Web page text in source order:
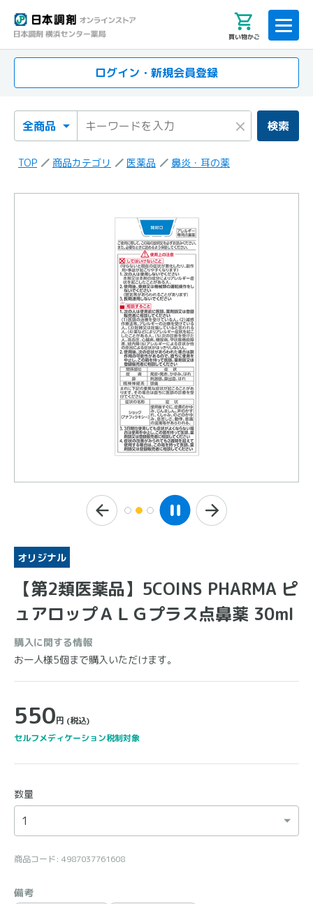
買い物かご
ログイン・新規会員登録
検索カテゴリ
検索キーワード × 検索
TOP 商品カテゴリ 医薬品 鼻炎・耳の薬
オリジナル
【第2類医薬品】5COINS PHARMA ピ
ュアロップＡＬＧプラス点鼻薬 30ml
購入に関する情報
お一人様5個まで購入いただけます。
550円 (税込)
セルフメディケーション税制対象
数量
商品コード: 4987037761608
備考